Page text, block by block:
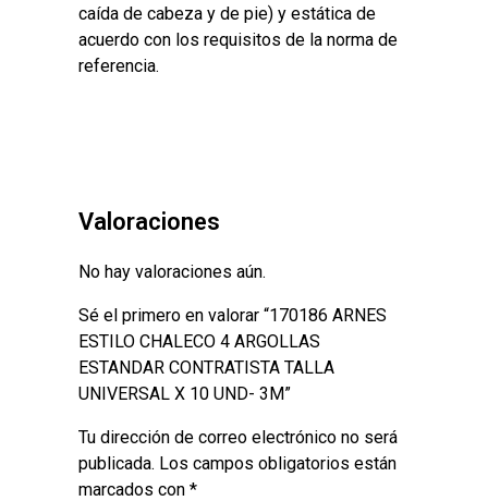
caída de cabeza y de pie) y estática de
acuerdo con los requisitos de la norma de
referencia.
Valoraciones
No hay valoraciones aún.
Sé el primero en valorar “170186 ARNES
ESTILO CHALECO 4 ARGOLLAS
ESTANDAR CONTRATISTA TALLA
UNIVERSAL X 10 UND- 3M”
Tu dirección de correo electrónico no será
publicada. Los campos obligatorios están
marcados con *